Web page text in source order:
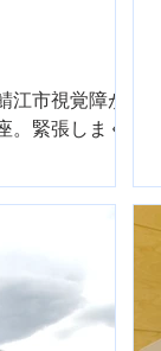
市視覚障が
緊張しまく